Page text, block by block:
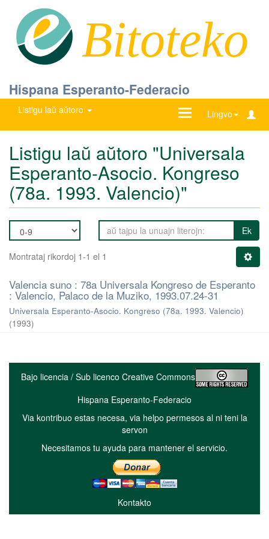
Bitoteko
Hispana Esperanto-Federacio
Listigu laŭ aŭtoro Lingvo
Ŝanĝu
Listigu laŭ aŭtoro "Universala
Esperanto-Asocio. Kongreso
(78a. 1993. Valencio)"
Ek
Montrataj rikordoj 1-1 el 1
Valencia suno : 78a Universala Kongreso de Esperanto
: Valencio, Palaco de la Muziko, 1993.07.24-31
Universala Esperanto-Asocio. Kongreso (78a. 1993. Valencio)
(1993)
Bajo licencia / Sub licenco Creative Commons
Hispana Esperanto-Federacio
Via kontribuo estas necesa, via helpo permesos al ni teni la
servon
Necesitamos tu ayuda para mantener el servicio.
Kontakto